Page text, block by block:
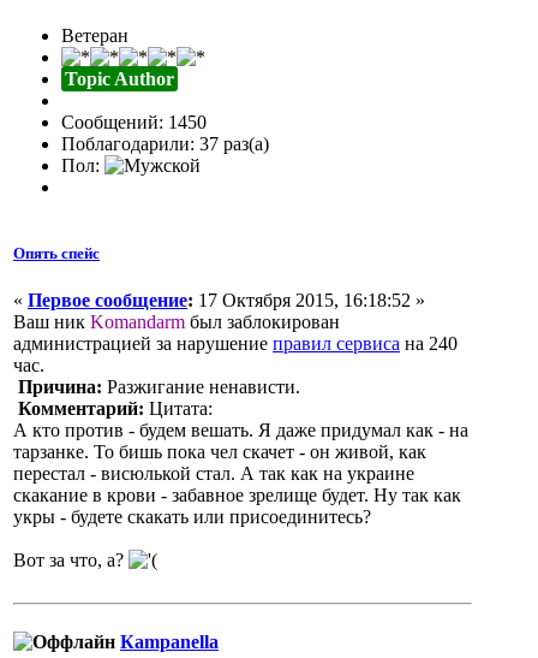
Ветеран
Topic Author
Сообщений: 1450
Поблагодарили: 37 раз(а)
Пол:
Опять спейс
« Первое сообщение: 17 Октября 2015, 16:18:52 »
Ваш ник Komandarm был заблокирован
администрацией за нарушение правил сервиса на 240
час.
Причина: Разжигание ненависти.
Комментарий: Цитата:
А кто против - будем вешать. Я даже придумал как - на
тарзанке. То бишь пока чел скачет - он живой, как
перестал - висюлькой стал. А так как на украине
скакание в крови - забавное зрелище будет. Ну так как
укры - будете скакать или присоединитесь?
Вот за что, а?
Кampanella